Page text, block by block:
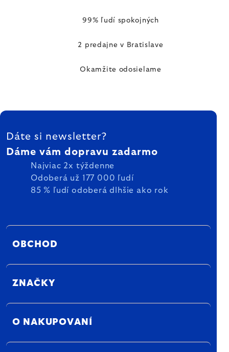
99% ľudí spokojných
2 predajne v Bratislave
Okamžite odosielame
ZÁPÄTIE
Dáte si newsletter?
Dáme vám dopravu zadarmo
Najviac 2x týždenne
Odoberá už 177 000 ľudí
85 % ľudí odoberá dlhšie ako rok
OBCHOD
ZNAČKY
O NAKUPOVANÍ